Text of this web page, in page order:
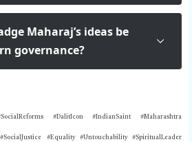
Maharaj’s ideas be
governance?
#DalitIcon #IndianSaint #Maharashtra
#Equality #Untouchability #SpiritualLeader